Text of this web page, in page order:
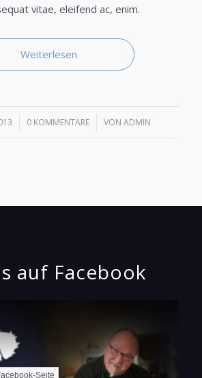
vitae, eleifend ac, enim.
Weiterlesen
0 KOMMENTARE
/ VON ADMIN
auf Facebook
Seite